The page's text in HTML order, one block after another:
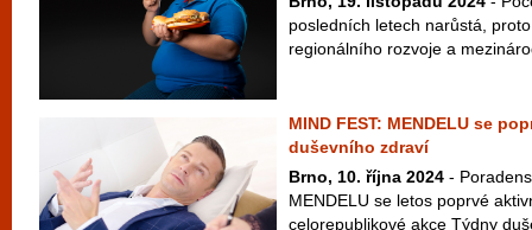
posledních letech narůstá,
regionálního rozvoje a
MIND FEST: MENDELU se
duševního zdraví
Brno, 10. října 2024 -
MENDELU se letos poprvé
celorepublikové akce Týdny